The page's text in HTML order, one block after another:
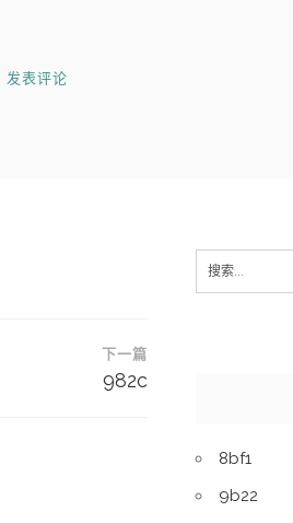
发表评论
下一篇
982c
Search
for:
8bf1
9b22